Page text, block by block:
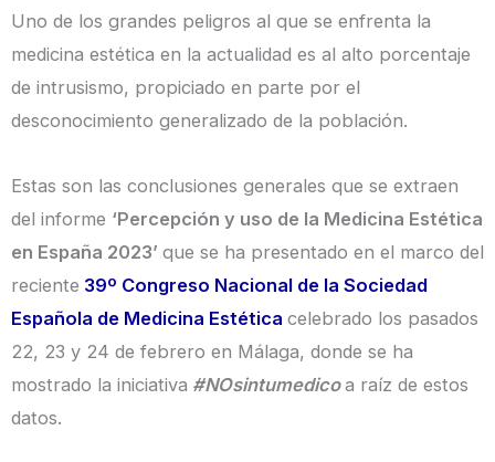
Uno de los grandes peligros al que se enfrenta la
medicina estética en la actualidad es al alto porcentaje
de intrusismo, propiciado en parte por el
desconocimiento generalizado de la población.
Estas son las conclusiones generales que se extraen
del informe ‘Percepción y uso de la Medicina Estética
en España 2023’ que se ha presentado en el marco del
reciente 39º Congreso Nacional de la Sociedad
Española de Medicina Estética celebrado los pasados
22, 23 y 24 de febrero en Málaga, donde se ha
mostrado la iniciativa #NOsintumedico a raíz de estos
datos.